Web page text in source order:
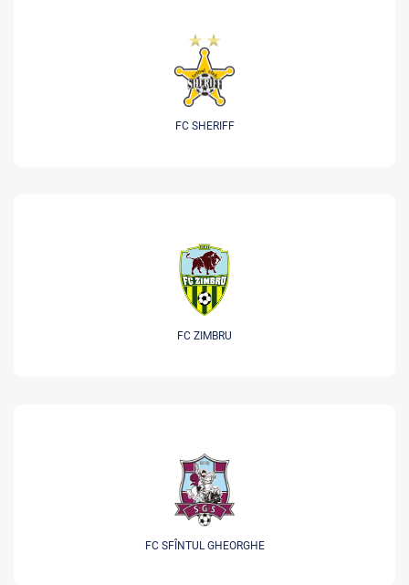
FC SHERIFF
FC ZIMBRU
FC SFÎNTUL GHEORGHE